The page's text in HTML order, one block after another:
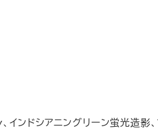
ドシアニングリーン蛍光造影